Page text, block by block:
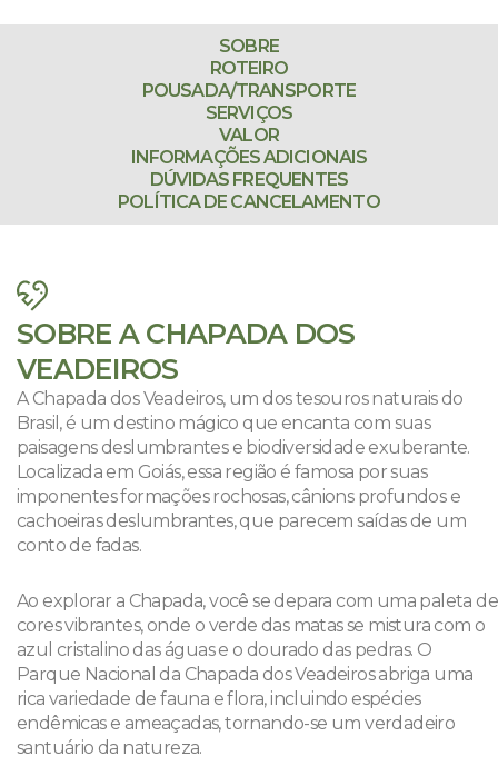
SOBRE
ROTEIRO
POUSADA/TRANSPORTE
SERVIÇOS
VALOR
INFORMAÇÕES ADICIONAIS
DÚVIDAS FREQUENTES
POLÍTICA DE CANCELAMENTO
SOBRE A CHAPADA DOS
VEADEIROS
A Chapada dos Veadeiros, um dos tesouros naturais do
Brasil, é um destino mágico que encanta com suas
paisagens deslumbrantes e biodiversidade exuberante.
Localizada em Goiás, essa região é famosa por suas
imponentes formações rochosas, cânions profundos e
cachoeiras deslumbrantes, que parecem saídas de um
conto de fadas.
Ao explorar a Chapada, você se depara com uma paleta de
cores vibrantes, onde o verde das matas se mistura com o
azul cristalino das águas e o dourado das pedras. O
Parque Nacional da Chapada dos Veadeiros abriga uma
rica variedade de fauna e flora, incluindo espécies
endêmicas e ameaçadas, tornando-se um verdadeiro
santuário da natureza.